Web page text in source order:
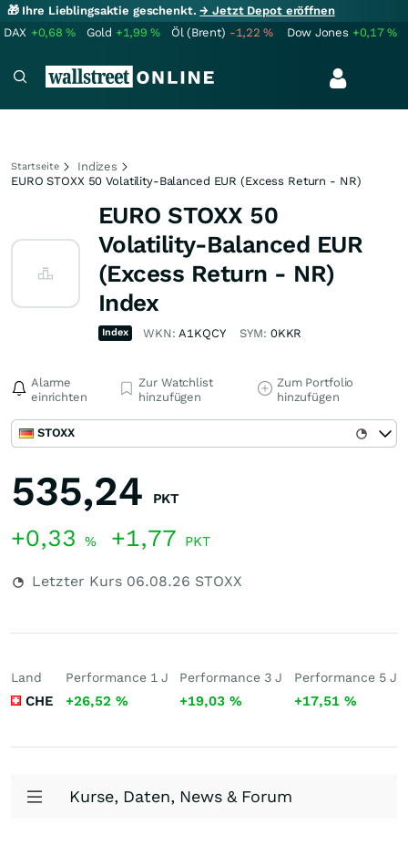
🎁 Ihre Lieblingsaktie geschenkt.→ Jetzt Depot eröffnen
DAX +0,68% Gold +1,99% Öl (Brent) -1,22% Dow Jones +0,17%
Startseite
Indizes
EURO STOXX 50 Volatility-Balanced EUR (Excess Return - NR)
EURO STOXX 50
Volatility-Balanced EUR
(Excess Return - NR)
Index
Index WKN:A1KQCY SYM: 0KKR
Alarme
einrichten
Zur Watchlist
hinzufügen
Zum Portfolio
hinzufügen
STOXX
535,24 PKT
+0,33 % +1,77 PKT
Letzter Kurs 06.08.26 STOXX
Land
CHE
Performance 1 J
+26,52 %
Performance 3 J
+19,03%
Performance 5 J
+17,51 %
Kurse, Daten, News & Forum